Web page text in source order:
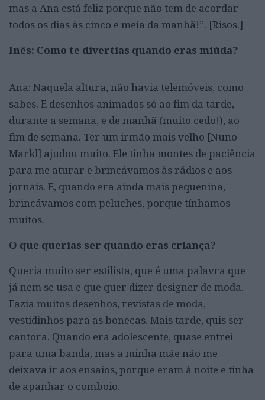
mas a Ana está feliz porque não tem de acordar
todos os dias às cinco e meia da manhã!”. [Risos.]
Inês: Como te divertias quando eras miúda?
Ana: Naquela altura, não havia telemóveis, como
sabes. E desenhos animados só ao fim da tarde,
durante a semana, e de manhã (muito cedo!), ao
fim de semana. Ter um irmão mais velho [Nuno
Markl] ajudou muito. Ele tinha montes de paciência
para me aturar e brincávamos às rádios e aos
jornais. E, quando era ainda mais pequenina,
brincávamos com peluches, porque tínhamos
muitos.
O que querias ser quando eras criança?
Queria muito ser estilista, que é uma palavra que
já nem se usa e que quer dizer designer de moda.
Fazia muitos desenhos, revistas de moda,
vestidinhos para as bonecas. Mais tarde, quis ser
cantora. Quando era adolescente, quase entrei
para uma banda, mas a minha mãe não me
deixava ir aos ensaios, porque eram à noite e tinha
de apanhar o comboio.